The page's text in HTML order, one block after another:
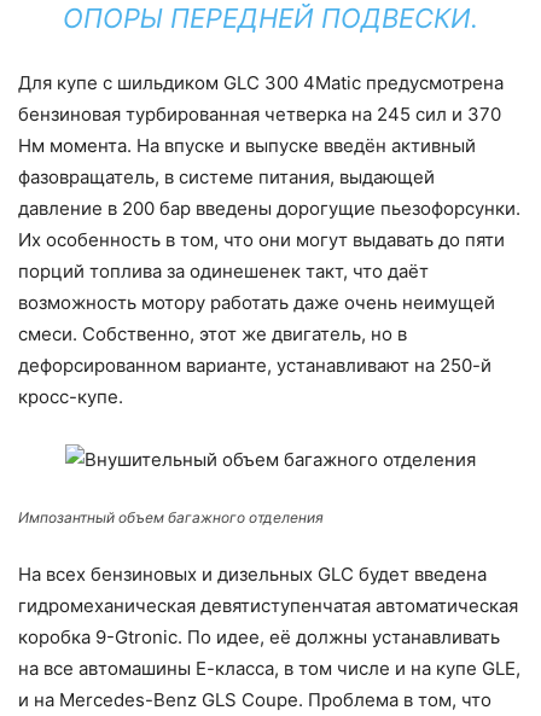
ОПОРЫ ПЕРЕДНЕЙ ПОДВЕСКИ.
Для купе с шильдиком GLC 300 4Matic предусмотрена
бензиновая турбированная четверка на 245 сил и 370
Нм момента. На впуске и выпуске введён активный
фазовращатель, в системе питания, выдающей
давление в 200 бар введены дорогущие пьезофорсунки.
Их особенность в том, что они могут выдавать до пяти
порций топлива за одинешенек такт, что даёт
возможность мотору работать даже очень неимущей
смеси. Собственно, этот же двигатель, но в
дефорсированном варианте, устанавливают на 250-й
кросс-купе.
Импозантный объем багажного отделения
На всех бензиновых и дизельных GLC будет введена
гидромеханическая девятиступенчатая автоматическая
коробка 9-Gtronic. По идее, её должны устанавливать
на все автомашины Е-класса, в том числе и на купе GLE,
и на Mercedes-Benz GLS Coupe. Проблема в том, что